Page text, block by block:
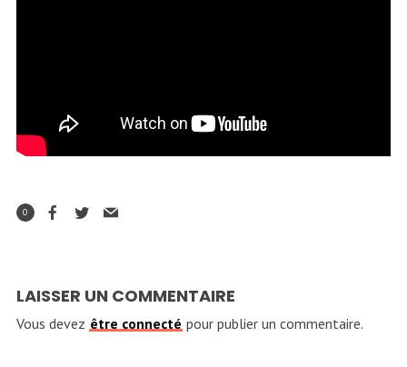
0
LAISSER UN COMMENTAIRE
Vous devez être connecté pour publier un commentaire.